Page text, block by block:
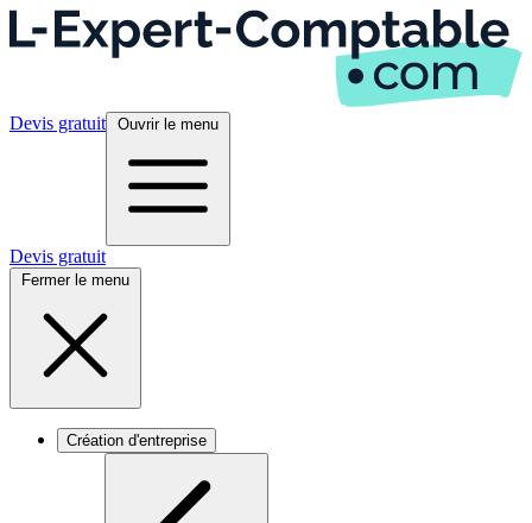
Devis gratuit Ouvrir le menu
Devis gratuit
Fermer le menu
Création d'entreprise